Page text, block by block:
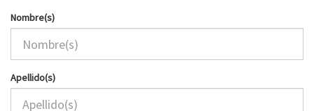
Nombre(s)
Apellido(s)